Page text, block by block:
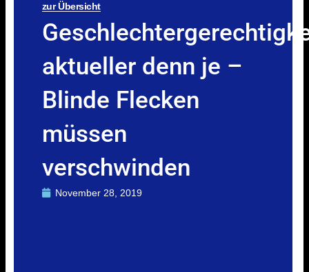
zur Übersicht
aktueller denn je –
Blinde Flecken
müssen
verschwinden
November 28, 2019